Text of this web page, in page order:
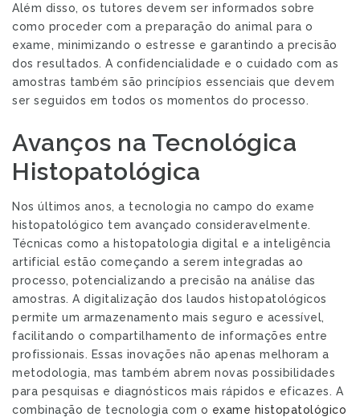
Além disso, os tutores devem ser informados sobre
como proceder com a preparação do animal para o
exame, minimizando o estresse e garantindo a precisão
dos resultados. A confidencialidade e o cuidado com as
amostras também são princípios essenciais que devem
ser seguidos em todos os momentos do processo.
Avanços na Tecnológica
Histopatológica
Nos últimos anos, a tecnologia no campo do exame
histopatológico tem avançado consideravelmente.
Técnicas como a histopatologia digital e a inteligência
artificial estão começando a serem integradas ao
processo, potencializando a precisão na análise das
amostras. A digitalização dos laudos histopatológicos
permite um armazenamento mais seguro e acessível,
facilitando o compartilhamento de informações entre
profissionais. Essas inovações não apenas melhoram a
metodologia, mas também abrem novas possibilidades
para pesquisas e diagnósticos mais rápidos e eficazes. A
combinação de tecnologia com o exame histopatológico